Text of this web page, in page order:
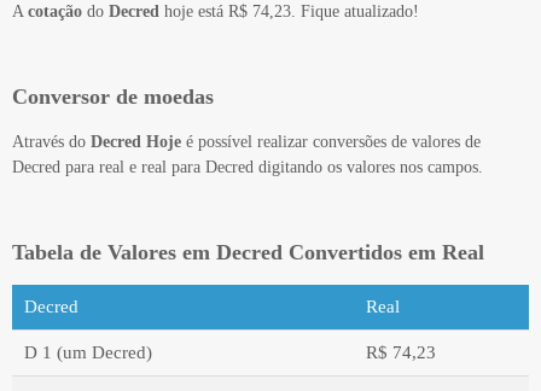
A cotação do Decred hoje está R$ 74,23. Fique atualizado!
Conversor de moedas
Através do Decred Hoje é possível realizar conversões de valores de
Decred para real e real para Decred digitando os valores nos campos.
Tabela de Valores em Decred Convertidos em Real
Decred Real
D 1 (um Decred) R$ 74,23